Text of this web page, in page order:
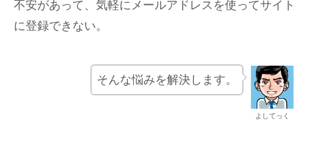
不安があって、気軽にメールアドレスを使ってサイト
に登録できない。
よしてっく
そんな悩みを解決します。